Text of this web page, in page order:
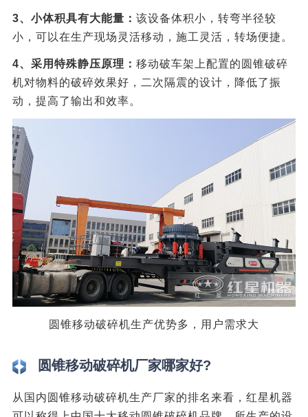
3、小体积具有大能量： 该设备体积小，转弯半径较
小，可以在生产现场灵活移动，施工灵活，转场便捷。
4、采用特殊静压原理： 移动破车架上配置的圆锥破碎
机对物料的破碎效果好，二次隔震的设计，降低了振
动，提高了输出和效率。
圆锥移动破碎机生产优势多，用户需求大
圆锥移动破碎机厂家哪家好?
从国内圆锥移动破碎机生产厂家的排名来看，红星机器